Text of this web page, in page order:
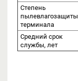
Степень
пылевлагозащиты
терминала
Средний срок
службы, лет